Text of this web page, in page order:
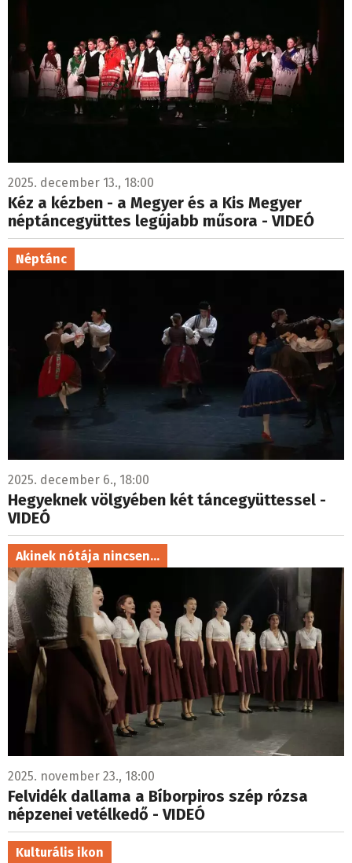
2025. december 13., 18:00
Kéz a kézben - a Megyer és a Kis Megyer
néptáncegyüttes legújabb műsora - VIDEÓ
Néptánc
2025. december 6., 18:00
Hegyeknek völgyében két táncegyüttessel -
VIDEÓ
Akinek nótája nincsen...
2025. november 23., 18:00
Felvidék dallama a Bíborpiros szép rózsa
népzenei vetélkedő - VIDEÓ
Kulturális ikon